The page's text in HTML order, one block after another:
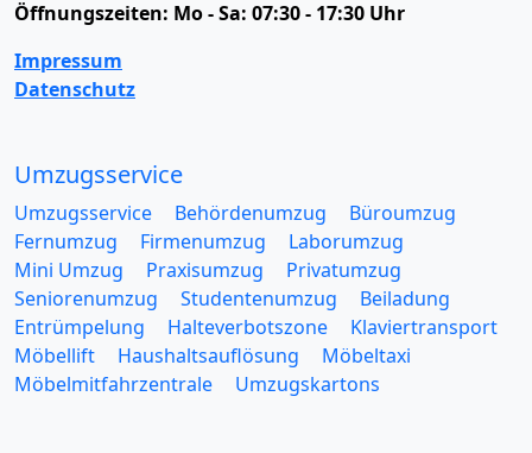
Öffnungszeiten: Mo - Sa: 07:30 - 17:30 Uhr
Impressum
Datenschutz
Umzugsservice
Umzugsservice Behördenumzug
Büroumzug
Fernumzug
Firmenumzug
Laborumzug
Mini Umzug
Praxisumzug
Privatumzug
Seniorenumzug
Studentenumzug
Beiladung
Entrümpelung
Halteverbotszone
Klaviertransport
Möbellift
Haushaltsauflösung
Möbeltaxi
Möbelmitfahrzentrale
Umzugskartons